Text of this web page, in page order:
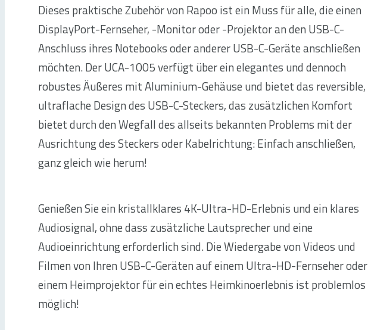
Dieses praktische Zubehör von Rapoo ist ein Muss für alle, die einen
DisplayPort-Fernseher, -Monitor oder -Projektor an den USB-C-
Anschluss ihres Notebooks oder anderer USB-C-Geräte anschließen
möchten. Der UCA-1005 verfügt über ein elegantes und dennoch
robustes Äußeres mit Aluminium-Gehäuse und bietet das reversible,
ultraflache Design des USB-C-Steckers, das zusätzlichen Komfort
bietet durch den Wegfall des allseits bekannten Problems mit der
Ausrichtung des Steckers oder Kabelrichtung: Einfach anschließen,
ganz gleich wie herum!
Genießen Sie ein kristallklares 4K-Ultra-HD-Erlebnis und ein klares
Audiosignal, ohne dass zusätzliche Lautsprecher und eine
Audioeinrichtung erforderlich sind. Die Wiedergabe von Videos und
Filmen von Ihren USB-C-Geräten auf einem Ultra-HD-Fernseher oder
einem Heimprojektor für ein echtes Heimkinoerlebnis ist problemlos
möglich!